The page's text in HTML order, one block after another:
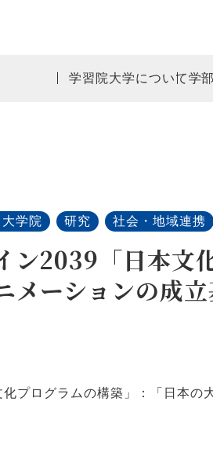
学習院大学について学
学院 研究 社会・地域連携
ン2039「日本文
ーションの成
プログラムの構築」：「日本